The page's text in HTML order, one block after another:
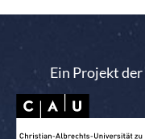
Ein Projekt der